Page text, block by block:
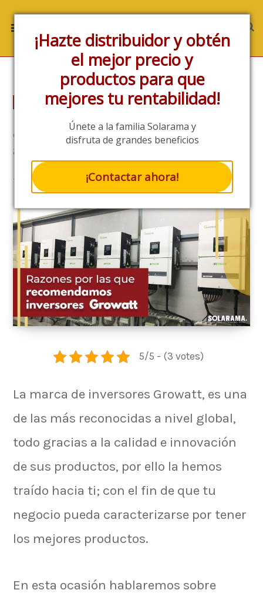
¡Hazte distribuidor y obtén
el mejor precio y
productos para que
mejores tu rentabilidad!
Únete a la familia Solarama y
disfruta de grandes beneficios
¡Contactar ahora!
EMPRESARIAL
¿Porqué te recomendamos
adquirir productos Growatt?
7 MINS READ 5/5 - (3 VOTES)
5/5 - (3 votes)
La marca de inversores Growatt, es una
de las más reconocidas a nivel global,
todo gracias a la calidad e innovación
de sus productos, por ello la hemos
traído hacia ti; con el fin de que tu
negocio pueda caracterizarse por tener
los mejores productos.
En esta ocasión hablaremos sobre